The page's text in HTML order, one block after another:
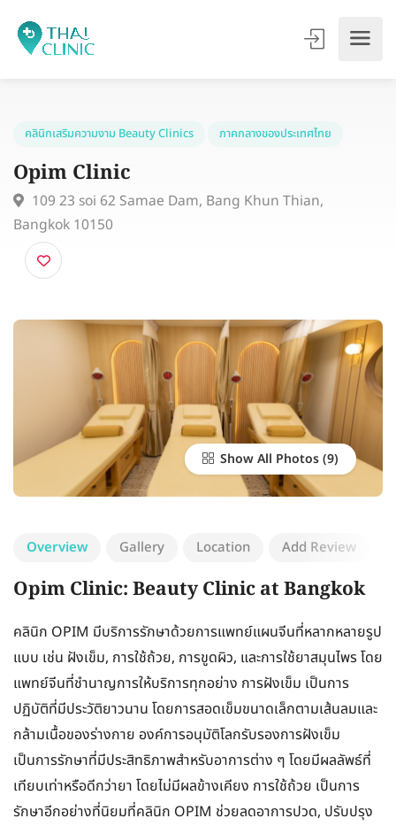
คลินิกเสริมความงาม Beauty Clinics
Opim Clinic
109 23 soi 62 Samae Dam, Bang Khun Thian,
Bangkok 10150
Show All Photos
Overview Gallery Location Add Review
Opim Clinic: Beauty Clinic at Bangkok
คลินิก OPIM มีบริการรักษาด้วยการแพทย์แผนจีนที่หลากหลายรูป
แบบ เช่น ฝังเข็ม, การใช้ถ้วย, การขูดผิว, และการใช้ยาสมุนไพร โดย
แพทย์จีนที่ชำนาญการให้บริการทุกอย่าง การฝังเข็ม เป็นการ
ปฏิบัติที่มีประวัติยาวนาน โดยการสอดเข็มขนาดเล็กตามเส้นลมและ
กล้ามเนื้อของร่างกาย องค์การอนุมัติโลกรับรองการฝังเข็ม
เป็นการรักษาที่มีประสิทธิภาพสำหรับอาการต่าง ๆ โดยมีผลลัพธ์ที่
เทียบเท่าหรือดีกว่ายา โดยไม่มีผลข้างเคียง การใช้ถ้วย เป็นการ
รักษาอีกอย่างที่นิยมที่คลินิก OPIM ช่วยลดอาการปวด, ปรับปรุง